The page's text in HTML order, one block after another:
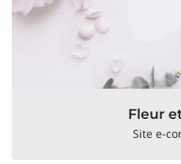
Fleur
Site e-